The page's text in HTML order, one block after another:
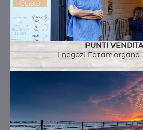
PUNTI VENDITA
I negozi